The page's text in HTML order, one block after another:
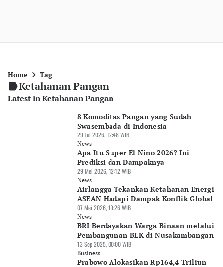
Home Tag
Ketahanan Pangan
Latest in Ketahanan Pangan
8 Komoditas Pangan yang Sudah
Swasembada di Indonesia
29 Jul 2026, 12:48 WIB
News
Apa Itu Super El Nino 2026? Ini
Prediksi dan Dampaknya
29 Mei 2026, 12:12 WIB
News
Airlangga Tekankan Ketahanan Energi
ASEAN Hadapi Dampak Konflik Global
07 Mei 2026, 19:26 WIB
News
BRI Berdayakan Warga Binaan melalui
Pembangunan BLK di Nusakambangan
13 Sep 2025, 00:00 WIB
Business
Prabowo Alokasikan Rp164,4 Triliun